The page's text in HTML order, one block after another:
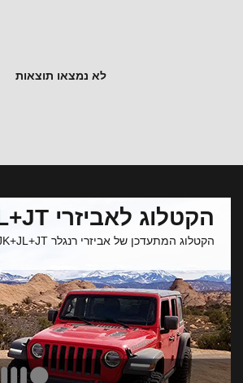
לא נמצאו תוצאות
הקטלוג לאביזרי JK+JL+JT
הקטלוג המתעדכן של אביזרי רנגלר JK+JL+JT